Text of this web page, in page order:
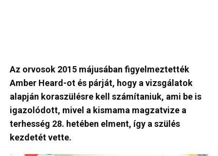
Az orvosok 2015 májusában figyelmeztették
Amber Heard-ot és párját, hogy a vizsgálatok
alapján koraszülésre kell számítaniuk, ami be is
igazolódott, mivel a kismama magzatvize a
terhesség 28. hetében elment, így a szülés
kezdetét vette.